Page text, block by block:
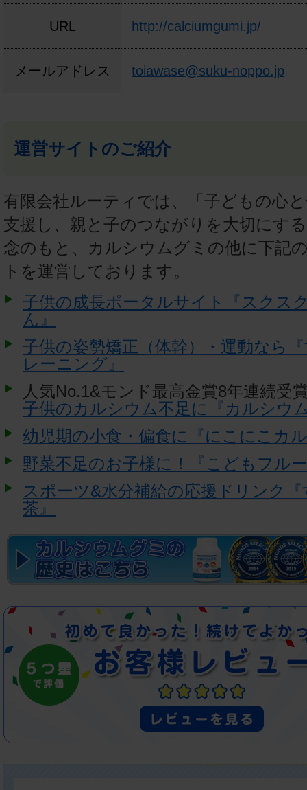
URL http://calciumgumi.jp/
メールアドレス toiawase@suku-noppo.jp
運営サイトのご紹介
有限会社ルーティでは、「子どもの心
支援し、親と子のつながりを大切にす
念のもと、カルシウムグミの他に下記
トを運営しております。
子供の成長ポータルサイト『スクス
ん』
子供の姿勢矯正（体幹）・運動なら
レーニング』
人気No.1&モンド最高金賞8年連続受
子供のカルシウム不足に『カルシウ
幼児期の小食・偏食に『にこにこカ
野菜不足のお子様に！『こどもフル
スポーツ&水分補給の応援ドリンク
茶』